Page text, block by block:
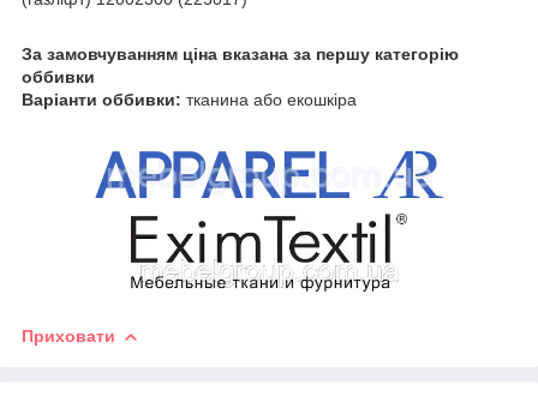
За замовчуванням ціна вказана за першу категорію
оббивки
Варіанти оббивки: тканина або екошкіра
Приховати